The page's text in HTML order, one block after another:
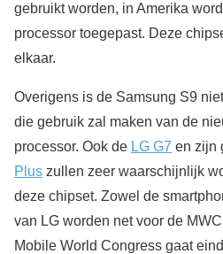
gebruikt worden, in Amerika
processor toegepast. Deze
elkaar.
Overigens is de Samsung S9
die gebruik zal maken van de
processor. Ook de LG G7 en zijn
Plus zullen zeer waarschijnlijk
deze chipset. Zowel de
van LG worden net voor de
Mobile World Congress gaat